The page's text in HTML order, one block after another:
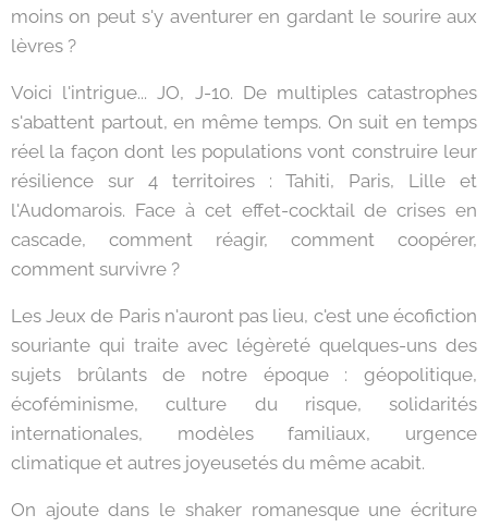
moins on peut s'y aventurer en gardant le sourire aux
lèvres ?
Voici l'intrigue... JO, J-10. De multiples catastrophes
s'abattent partout, en même temps. On suit en temps
réel la façon dont les populations vont construire leur
résilience sur 4 territoires : Tahiti, Paris, Lille et
l'Audomarois. Face à cet effet-cocktail de crises en
cascade, comment réagir, comment coopérer,
comment survivre ?
Les Jeux de Paris n'auront pas lieu, c'est une écofiction
souriante qui traite avec légèreté quelques-uns des
sujets brûlants de notre époque : géopolitique,
écoféminisme, culture du risque, solidarités
internationales, modèles familiaux, urgence
climatique et autres joyeusetés du même acabit.
On ajoute dans le shaker romanesque une écriture